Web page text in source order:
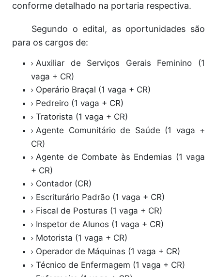
conforme detalhado na portaria respectiva.
Segundo o edital, as oportunidades são
para os cargos de:
Auxiliar de Serviços Gerais Feminino (1
vaga + CR)
Operário Braçal (1 vaga + CR)
Pedreiro (1 vaga + CR)
Tratorista (1 vaga + CR)
Agente Comunitário de Saúde (1 vaga +
CR)
Agente de Combate às Endemias (1 vaga
+ CR)
Contador (CR)
Escriturário Padrão (1 vaga + CR)
Fiscal de Posturas (1 vaga + CR)
Inspetor de Alunos (1 vaga + CR)
Motorista (1 vaga + CR)
Operador de Máquinas (1 vaga + CR)
Técnico de Enfermagem (1 vaga + CR)